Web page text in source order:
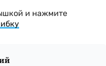
и нажмите